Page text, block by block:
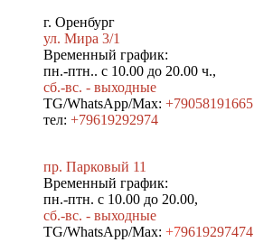
г. Оренбург
ул. Мира 3/1
Временный график:
пн.-птн.. с 10.00 до 20.00 ч.,
сб.-вс. - выходные
TG/WhatsApp/Max: +79058191665
тел: +79619292974
пр. Парковый 11
Временный график:
пн.-птн. с 10.00 до 20.00,
сб.-вс. - выходные
TG/WhatsApp/Max: +79619297474